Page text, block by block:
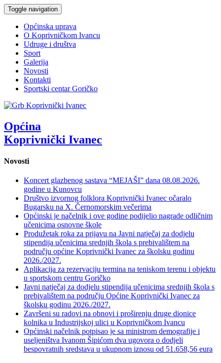
Toggle navigation
Općinska uprava
O Koprivničkom Ivancu
Udruge i društva
Sport
Galerija
Novosti
Kontakti
Sportski centar Goričko
Općina
Koprivnički Ivanec
Novosti
Koncert glazbenog sastava “MEJAŠI” dana 08.08.2026.
godine u Kunovcu
Društvo izvornog folklora Koprivnički Ivanec očaralo
Bugarsku na X. Černomorskim večerima
Općinski je načelnik i ove godine podijelio nagrade odličnim
učenicima osnovne škole
Produžetak roka za prijavu na Javni natječaj za dodjelu
stipendija učenicima srednjih škola s prebivalištem na
području općine Koprivnički Ivanec za školsku godinu
2026./2027.
Aplikacija za rezervaciju termina na teniskom terenu i objektu
u sportskom centru Goričko
Javni natječaj za dodjelu stipendija učenicima srednjih škola s
prebivalištem na području Općine Koprivnički Ivanec za
školsku godinu 2026./2027.
Završeni su radovi na obnovi i proširenju druge dionice
kolnika u Industrijskoj ulici u Koprivničkom Ivancu
Općinski načelnik potpisao je sa ministrom demografije i
useljeništva Ivanom Šipićom dva ugovora o dodjeli
bespovratnih sredstava u ukupnom iznosu od 51.658,56 eura